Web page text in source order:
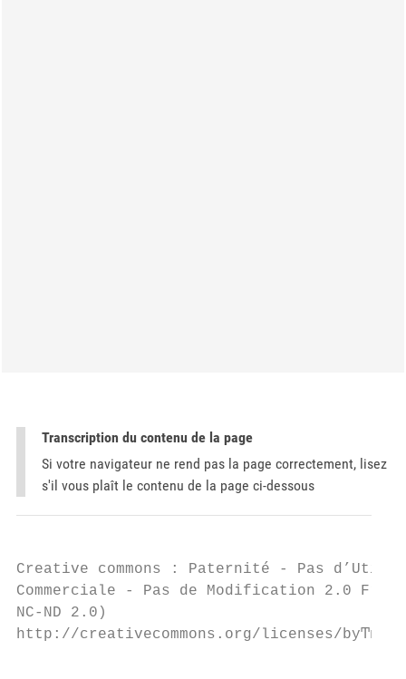
Transcription du contenu de la page
Si votre navigateur ne rend pas la page correctement, lisez
s'il vous plaît le contenu de la page ci-dessous
Creative commons : Paternité - Pas
Commerciale - Pas de Modification 2.0
NC-ND 2.0)
http://creativecommons.org/licenses/